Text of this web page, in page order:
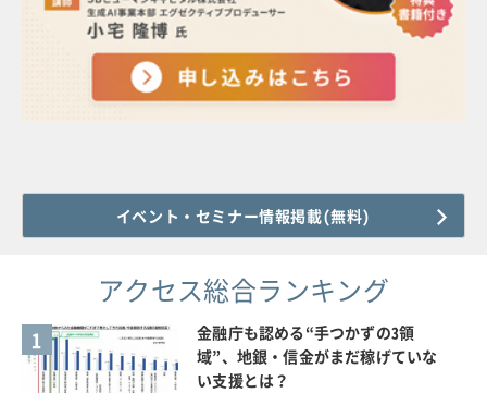
イベント・セミナー情報掲載(無料)
アクセス総合ランキング
1
金融庁も認める“手つかずの3領
域”、地銀・信金がまだ稼げていな
い支援とは？